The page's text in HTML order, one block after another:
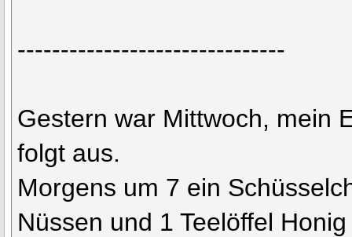
-------------------------------
Gestern war Mittwoch, mein
folgt aus.
Morgens um 7 ein
Nüssen und 1 Teelöffel